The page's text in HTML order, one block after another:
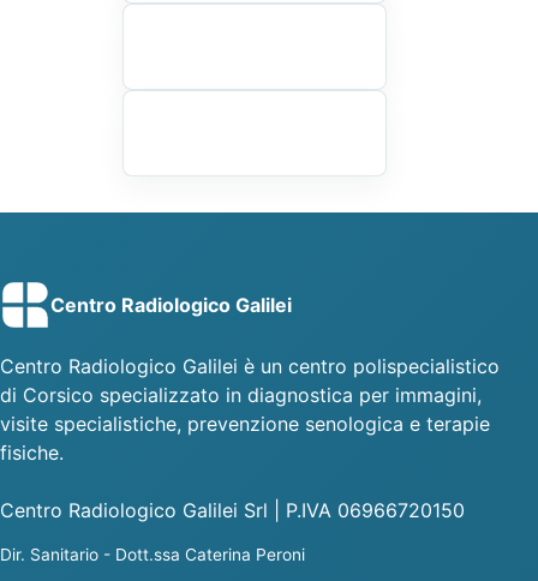
Centro Radiologico Galilei
Centro Radiologico Galilei è un centro polispecialistico
di Corsico specializzato in diagnostica per immagini,
visite specialistiche, prevenzione senologica e terapie
fisiche.
Centro Radiologico Galilei Srl | P.IVA 06966720150
Dir. Sanitario - Dott.ssa Caterina Peroni